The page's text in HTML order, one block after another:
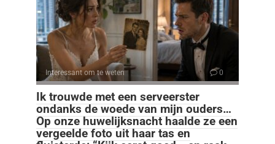
Interessant om te weten 0
Ik trouwde met een serveerster
ondanks de woede van mijn ouders…
Op onze huwelijksnacht haalde ze een
vergeelde foto uit haar tas en